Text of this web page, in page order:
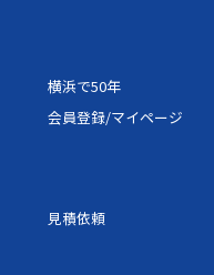
33,396円横浜で50年
会員登録/マイページ
見積依頼